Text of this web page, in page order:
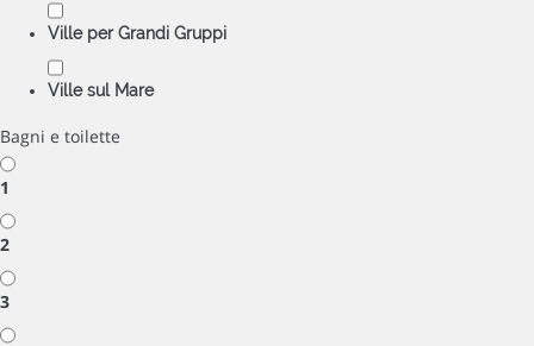
Ville per Grandi Gruppi
Ville sul Mare
Bagni e toilette
1
2
3